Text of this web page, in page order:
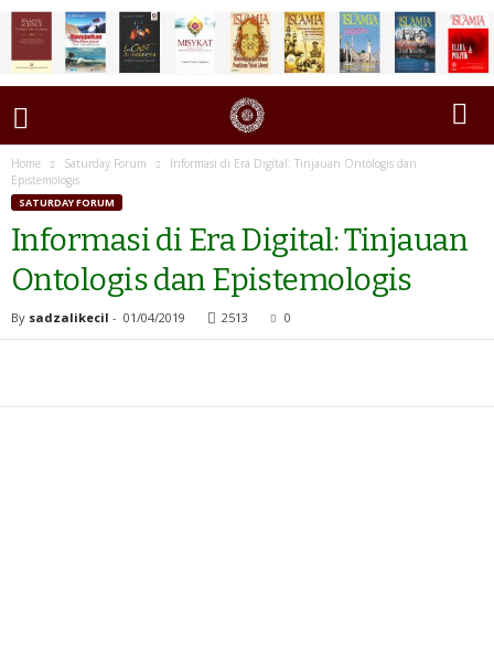
Home Saturday Forum
Informasi di Era Digital: Tinjauan Ontologis dan
Epistemologis
SATURDAY FORUM
Informasi di Era Digital: Tinjauan
Ontologis dan Epistemologis
By sadzalikecil - 01/04/2019 2513 0